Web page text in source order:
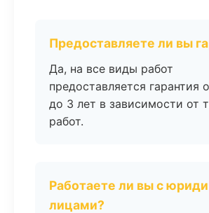
Предоставляете ли вы
Да, на все виды работ
предоставляется гарантия
до 3 лет в зависимости от
работ.
Работаете ли вы с
лицами?